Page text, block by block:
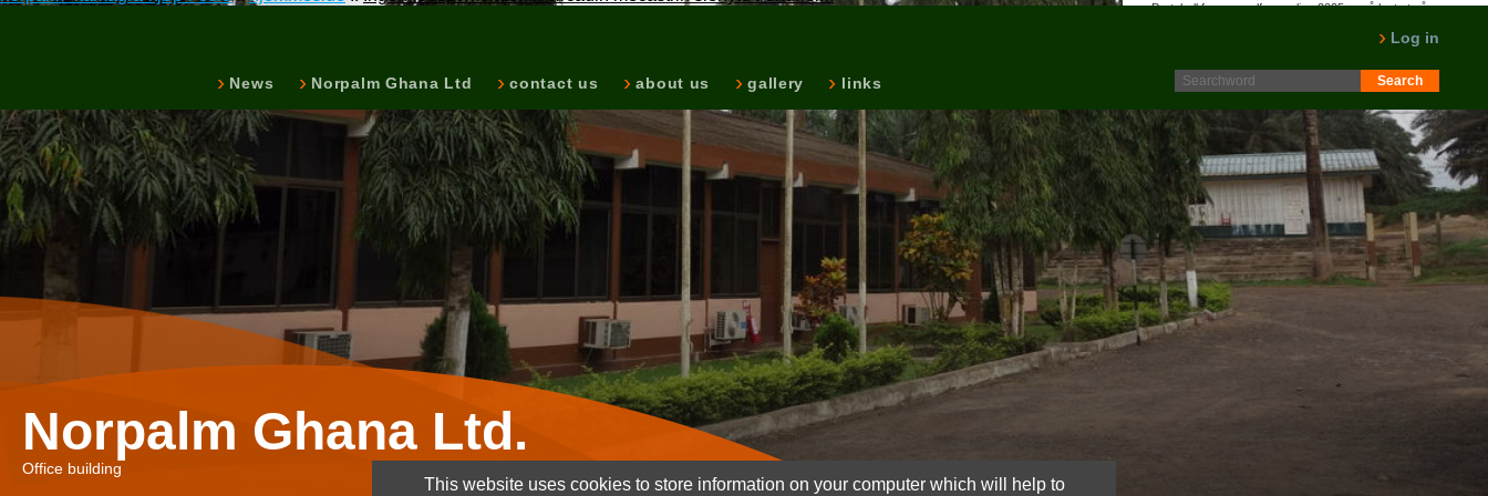
News Norpalm Ghana Ltd contact us about us gallery links
Log in
Protokoll fra generalforsamling 2025 er nå lagt ut på
Norpalm Ghana Ltd.
Office building
This website uses cookies to store information on your computer which will help to